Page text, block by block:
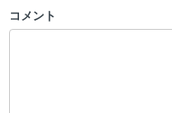
以下の書き込みを禁止とし
コメント